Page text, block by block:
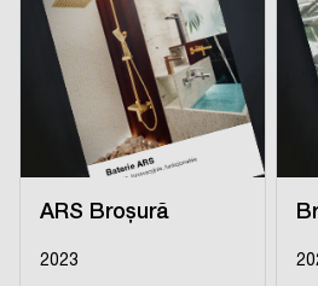
ARS Broșură
2023